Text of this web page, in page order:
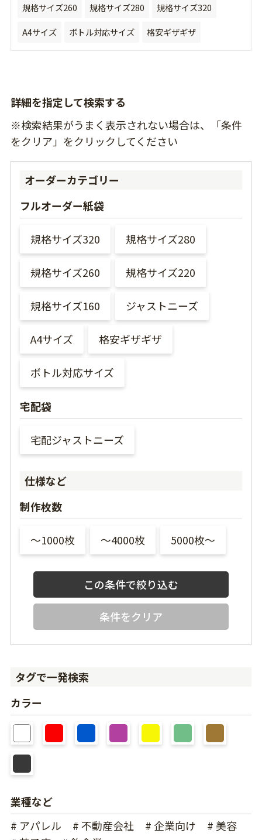
規格サイズ260 規格サイズ280
規格サイズ320
A4サイズ
ボトル対応サイズ 格安ギザギザ
詳細を指定して検索する
※検索結果がうまく表示されない場合は、「条件
をクリア」をクリックしてください
オーダーカテゴリー
フルオーダー紙袋
規格サイズ320 規格サイズ280
規格サイズ260 規格サイズ220
規格サイズ160 ジャストニーズ
A4サイズ 格安ギザギザ
ボトル対応サイズ
宅配袋
宅配ジャストニーズ
仕様など
制作枚数
〜1000枚 〜4000枚 5000枚〜
条件をクリア
タグで一発検索
カラー
業種など
# アパレル
# 不動産会社 # 企業向け
# 美容